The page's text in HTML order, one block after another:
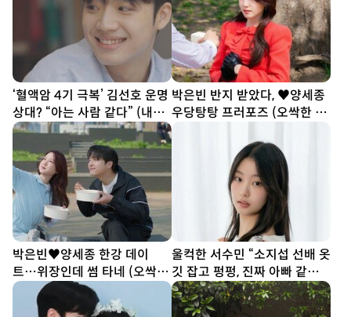
‘혈액암 4기 극복’ 김선호 운명
상대? “아는 사람 같다” (내남
은연애)
박은빈 반지 받았다, ♥양세종
우당탕탕 프러포즈 (오싹한 연
박은빈♥양세종 한강 데이
트…위장인데 썸 타네 (오싹한
연애)
울컥한 서수민 “소지섭 선배 옷
깃 잡고 펑펑, 진짜 아빠 같았
다” (종합)[DA인터뷰]